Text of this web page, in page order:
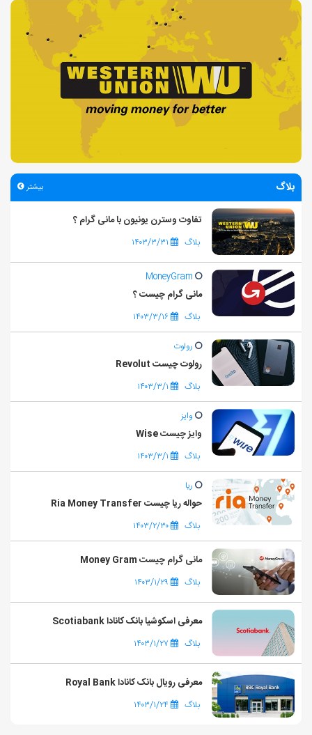
بلاگ بیشتر
تفاوت وسترن یونیون با مانی گرام ؟
بلاگ ۱۴۰۳/۳/۳۱
MoneyGram
مانی گرام چیست ؟
بلاگ ۱۴۰۳/۳/۱۶
رولوت
رولوت چیست Revolut
بلاگ ۱۴۰۳/۳/۱
وایز
وایز چیست Wise
بلاگ ۱۴۰۳/۳/۱
ریا
حواله ریا چیست Ria Money Transfer
بلاگ ۱۴۰۳/۲/۳۰
مانی گرام چیست Money Gram
بلاگ ۱۴۰۳/۱/۲۹
معرفی اسکوشیا بانک کانادا Scotiabank
بلاگ ۱۴۰۳/۱/۲۷
معرفی رویال بانک کانادا Royal Bank
بلاگ ۱۴۰۳/۱/۲۴